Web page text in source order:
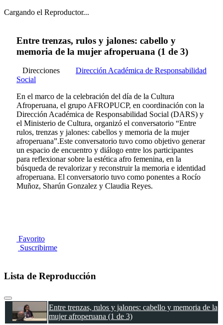
Cargando el Reproductor...
Entre trenzas, rulos y jalones: cabello y
memoria de la mujer afroperuana (1 de 3)
Direcciones
Dirección Académica de Responsabilidad
Social
En el marco de la celebración del día de la Cultura
Afroperuana, el grupo AFROPUCP, en coordinación con la
Dirección Académica de Responsabilidad Social (DARS) y
el Ministerio de Cultura, organizó el conversatorio “Entre
rulos, trenzas y jalones: cabellos y memoria de la mujer
afroperuana”.Este conversatorio tuvo como objetivo generar
un espacio de encuentro y diálogo entre los participantes
para reflexionar sobre la estética afro femenina, en la
búsqueda de revalorizar y reconstruir la memoria e identidad
afroperuana. El conversatorio tuvo como ponentes a Rocío
Muñoz, Sharún Gonzalez y Claudia Reyes.
Favorito
Suscribirme
Lista de Reproducción
Entre trenzas, rulos y jalones: cabello y memoria de la
mujer afroperuana (1 de 3)